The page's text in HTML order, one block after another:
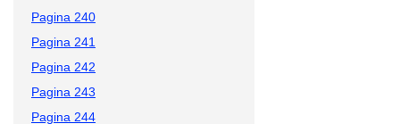
Pagina 240
Pagina 241
Pagina 242
Pagina 243
Pagina 244